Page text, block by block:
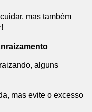
mas também
alguns
mas evite o excesso